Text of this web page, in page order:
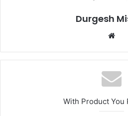
Durgesh
With Product You